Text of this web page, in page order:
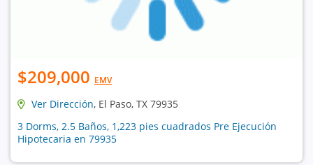
$209,000 EMV
Ver Dirección, El Paso, TX 79935
3 Dorms, 2.5 Baños, 1,223 pies cuadrados Pre Ejecución
Hipotecaria en 79935